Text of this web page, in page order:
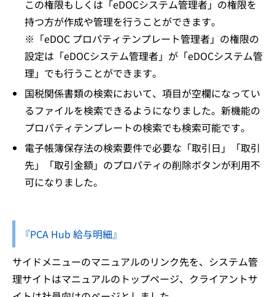
この権限もしくは「eDOCシステム管理者」の権限を
持つ方が作成や管理を行うことができます。
※「eDOC プロパティテンプレート管理者」の権限の
設定は「eDOCシステム管理者」が「eDOCシステム管
理」でも行うことができます。
国税関係書類の検索において、項目が空欄になってい
るファイルを検索できるようになりました。新機能の
プロパティテンプレートの検索でも検索可能です。
電子帳簿保存法の検索要件で必要な「取引日」「取引
先」「取引金額」のプロパティの削除ボタンが利用不
可になりました。
『PCA Hub 給与明細』
サイドメニューのマニュアルのリンク先を、システム管
理サイトはマニュアルのトップページ、クライアントサ